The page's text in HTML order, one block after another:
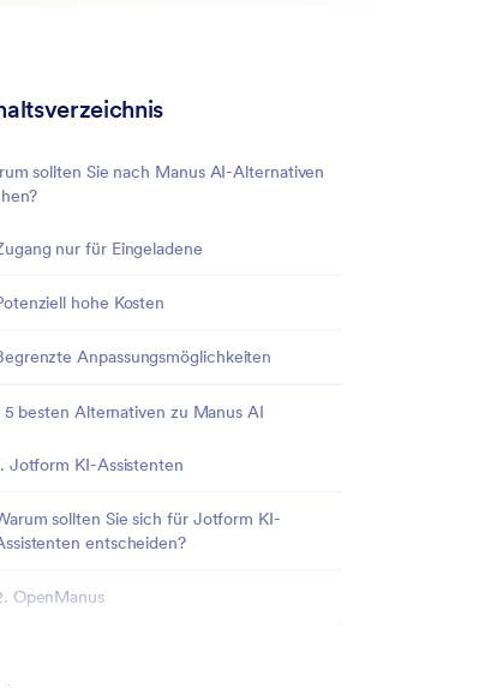
sollten Sie nach Manus AI-Alternativen
nur für Eingeladene
hohe Kosten
Anpassungsmöglichkeiten
5 besten Alternativen zu Manus AI
Jotform KI-Assistenten
sollten Sie sich für Jotform KI-
entscheiden?
OpenManus